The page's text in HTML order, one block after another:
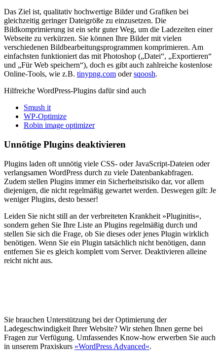
Das Ziel ist, qualitativ hochwertige Bilder und Grafiken bei
gleichzeitig geringer Dateigröße zu einzusetzen. Die
Bildkomprimierung ist ein sehr guter Weg, um die Ladezeiten einer
Webseite zu verkürzen. Sie können Ihre Bilder mit vielen
verschiedenen Bildbearbeitungsprogrammen komprimieren. Am
einfachsten funktioniert das mit Photoshop („Datei“, „Exportieren“
und „Für Web speichern“), doch es gibt auch zahlreiche kostenlose
Online-Tools, wie z.B. tinypng.com odersqoosh.
Hilfreiche WordPress-Plugins dafür sind auch
Smush it
WP-Optimize
Robin image optimizer
Unnötige Plugins deaktivieren
Plugins laden oft unnötig viele CSS- oder JavaScript-Dateien oder
verlangsamen WordPress durch zu viele Datenbankabfragen.
Zudem stellen Plugins immer ein Sicherheitsrisiko dar, vor allem
diejenigen, die nicht regelmäßig gewartet werden. Deswegen gilt: Je
weniger Plugins, desto besser!
Leiden Sie nicht still an der verbreiteten Krankheit »Pluginitis«,
sondern gehen Sie Ihre Liste an Plugins regelmäßig durch und
stellen Sie sich die Frage, ob Sie dieses oder jenes Plugin wirklich
benötigen. Wenn Sie ein Plugin tatsächlich nicht benötigen, dann
entfernen Sie es gleich komplett vom Server. Deaktivieren alleine
reicht nicht aus.
Sie brauchen Unterstützung bei der Optimierung der
Ladegeschwindigkeit Ihrer Website? Wir stehen Ihnen gerne bei
Fragen zur Verfügung. Umfassendes Know-how erwerben Sie auch
in unserem Praxiskurs »WordPress Advanced«.